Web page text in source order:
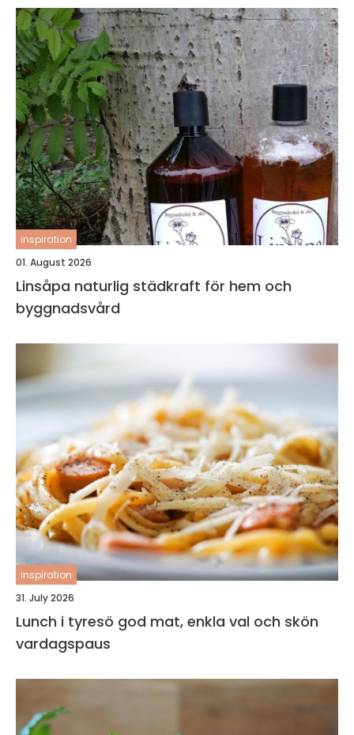
inspiration
01. August 2026
Linsåpa naturlig städkraft för hem och
byggnadsvård
inspiration
31. July 2026
Lunch i tyresö god mat, enkla val och skön
vardagspaus